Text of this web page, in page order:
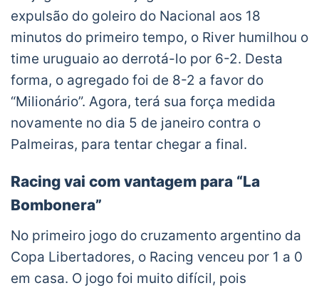
expulsão do goleiro do Nacional aos 18
minutos do primeiro tempo, o River humilhou o
time uruguaio ao derrotá-lo por 6-2. Desta
forma, o agregado foi de 8-2 a favor do
“Milionário”. Agora, terá sua força medida
novamente no dia 5 de janeiro contra o
Palmeiras, para tentar chegar a final.
Racing vai com vantagem para “La
Bombonera”
No primeiro jogo do cruzamento argentino da
Copa Libertadores, o Racing venceu por 1 a 0
em casa. O jogo foi muito difícil, pois